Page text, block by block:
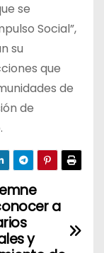
se
Social”,
su
que
de
de
a
y